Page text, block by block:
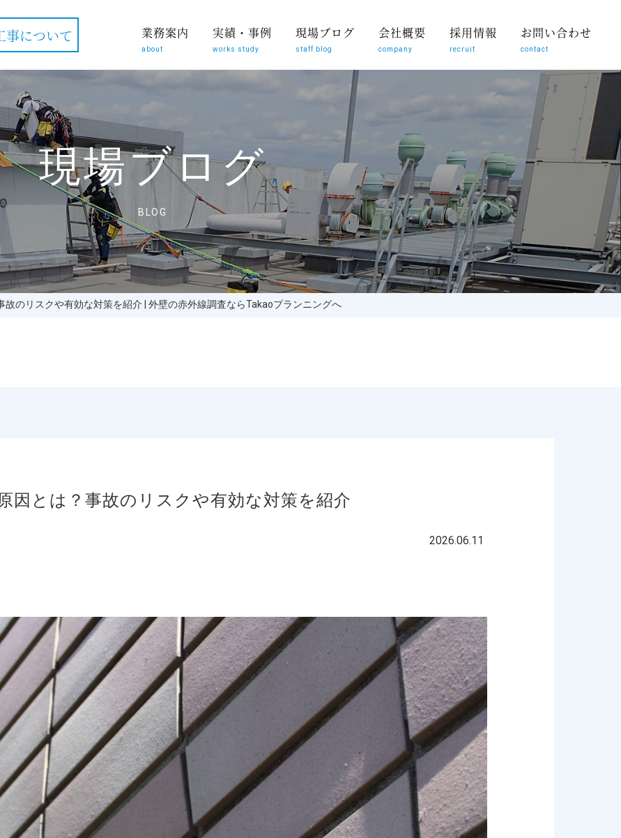
事について 業務案内
about
実績・事例
works study
現場ブログ
staff blog
会社概要
company
採用情報
recruit
お問い合わせ
contact
現場ブログ
BLOG
のリスクや有効な対策を紹介 | 外壁の赤外線調査ならTakaoプランニングへ
因とは？事故のリスクや有効な対策を紹介
2026.06.11